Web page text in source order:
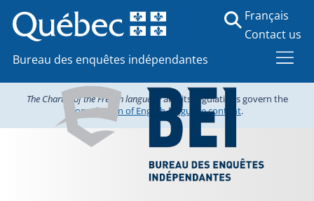
Bureau des enquêtes indépendantes
Français
Contact us
The Charter of the French languageand its regulations govern the
consultation of English-language content.